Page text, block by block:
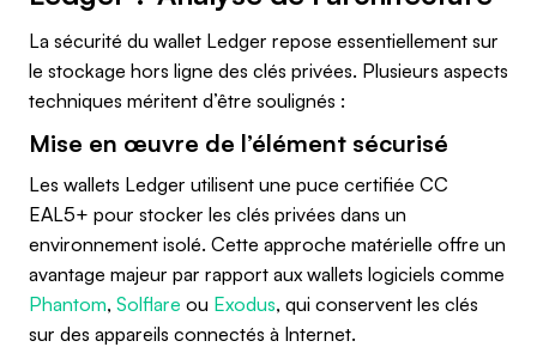
La sécurité du wallet Ledger repose essentiellement sur
le stockage hors ligne des clés privées. Plusieurs aspects
techniques méritent d’être soulignés :
Mise en œuvre de l’élément sécurisé
Les wallets Ledger utilisent une puce certifiée CC
EAL5+ pour stocker les clés privées dans un
environnement isolé. Cette approche matérielle offre un
avantage majeur par rapport aux wallets logiciels comme
Phantom, Solflare ou Exodus, qui conservent les clés
sur des appareils connectés à Internet.